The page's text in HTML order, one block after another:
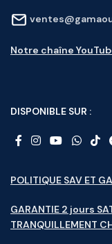
Notre chaîne
DISPONIBLE SUR :
POLITIQUE SAV ET
GARANTIE 2 jours
TRANQUILLEMENT